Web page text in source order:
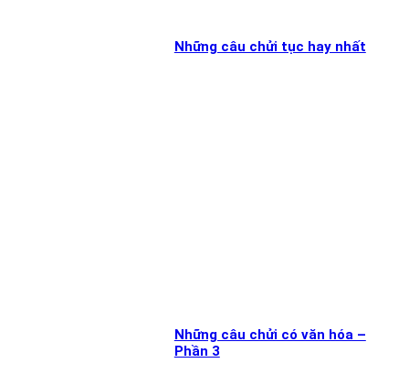
Những câu chửi tục hay nhất
Những câu chửi có văn hóa –
Phần 3